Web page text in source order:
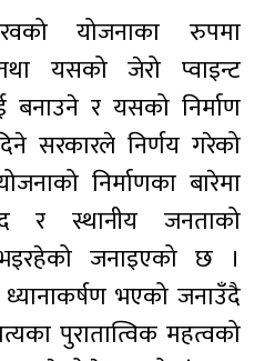
योजनाका रुपमा
यसको जेरो प्वाइन्ट
बनाउने र यसको निर्माण
सरकारले निर्णय गरेको
निर्माणका बारेमा
र स्थानीय जनताको
जनाइएको छ ।
ध्यानाकर्षण भएको जनाउँदै
पुरातात्विक महत्वको